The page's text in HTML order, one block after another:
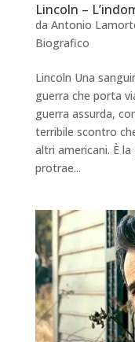
Lincoln –
da Antonio
Biografico
Lincoln Una
guerra che porta
guerra assurda,
terribile scontro
altri americani. È
protrae...